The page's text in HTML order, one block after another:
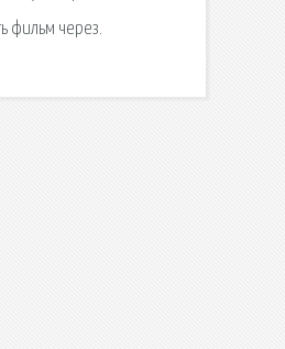
фильм через.